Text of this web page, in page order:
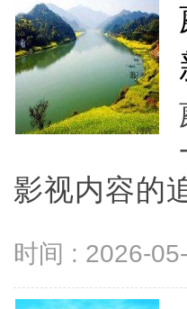
影视内容的
时间 : 2026-